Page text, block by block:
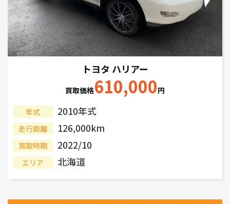
トヨタ ハリアー
買取価格610,000円
年式 2010年式
走行距離 126,000km
買取時期 2022/10
エリア 北海道